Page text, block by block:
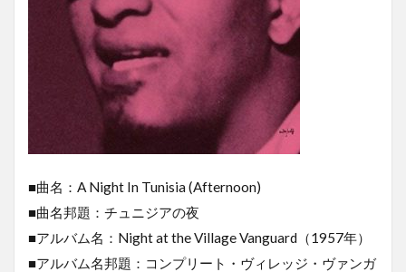
■曲名：A Night In Tunisia (Afternoon)
■曲名邦題：チュニジアの夜
■アルバム名：Night at the Village Vanguard（1957年）
■アルバム名邦題：コンプリート・ヴィレッジ・ヴァンガ